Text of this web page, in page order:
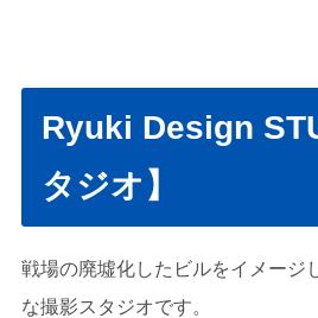
Ryuki Design
タジオ】
戦場の廃墟化したビルをイメージ
な撮影スタジオです。